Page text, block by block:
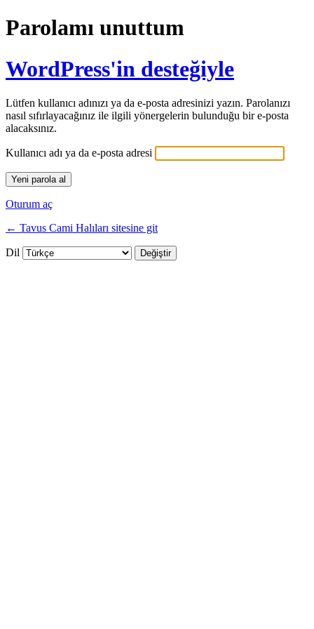
Parolamı unuttum
WordPress'in desteğiyle
Lütfen kullanıcı adınızı ya da e-posta adresinizi yazın. Parolanızı
nasıl sıfırlayacağınız ile ilgili yönergelerin bulunduğu bir e-posta
alacaksınız.
Kullanıcı adı ya da e-posta adresi
Oturum aç
← Tavus Cami Halıları sitesine git
Dil